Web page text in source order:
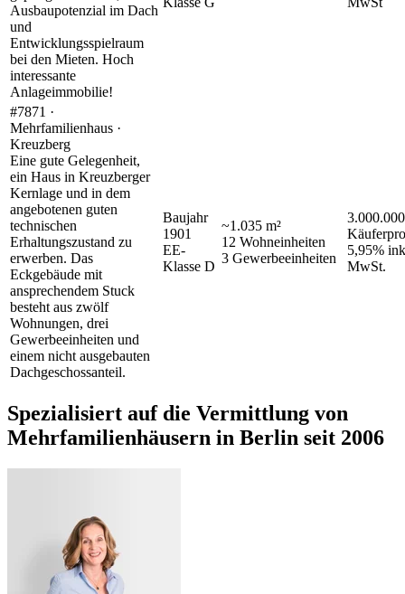
Ausbaupotenzial im Dach
und
Entwicklungsspielraum
bei den Mieten. Hoch
interessante
Anlageimmobilie!
#7871 ·
Mehrfamilienhaus ·
Kreuzberg
Eine gute Gelegenheit,
ein Haus in Kreuzberger
Kernlage und in dem
angebotenen guten
technischen
Erhaltungszustand zu
erwerben. Das
Eckgebäude mit
ansprechendem Stuck
besteht aus zwölf
Wohnungen, drei
Gewerbeeinheiten und
einem nicht ausgebauten
Dachgeschossanteil.
Baujahr
1901
EE-
Klasse D
~1.035 m²
12 Wohneinheiten
3 Gewerbeeinheiten
5,95%
MwSt.
Spezialisiert auf die Vermittlung von
Mehrfamilienhäusern in Berlin seit 2006